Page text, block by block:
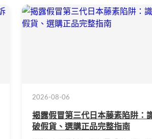
2026-08-06
揭露假冒第三代日本藤素陷阱：
破假貨、選購正品完整指南